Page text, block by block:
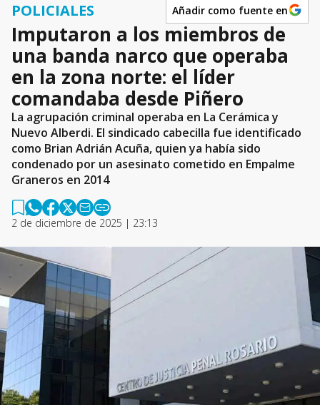
POLICIALES Añadir como fuente en
Imputaron a los miembros de
una banda narco que operaba
en la zona norte: el líder
comandaba desde Piñero
La agrupación criminal operaba en La Cerámica y
Nuevo Alberdi. El sindicado cabecilla fue identificado
como Brian Adrián Acuña, quien ya había sido
condenado por un asesinato cometido en Empalme
Graneros en 2014
2 de diciembre de 2025 | 23:13